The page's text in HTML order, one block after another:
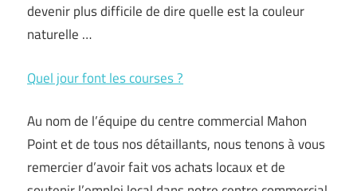
devenir plus difficile de dire quelle est la couleur
naturelle …
Quel jour font les courses ?
Au nom de l’équipe du centre commercial Mahon
Point et de tous nos détaillants, nous tenons à vous
remercier d’avoir fait vos achats locaux et de